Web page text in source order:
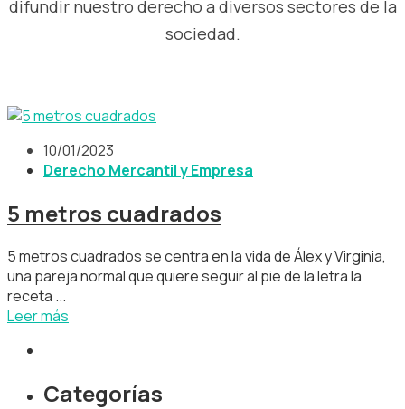
10/01/2023
Derecho Mercantil y Empresa
5 metros cuadrados
5 metros cuadrados se centra en la vida de Álex y Virginia,
una pareja normal que quiere seguir al pie de la letra la
receta ...
Leer más
Categorías